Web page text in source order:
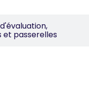
et passerelles